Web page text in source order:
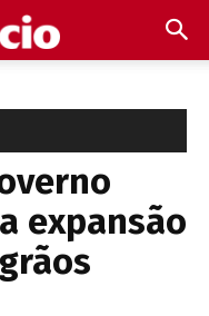
expansão